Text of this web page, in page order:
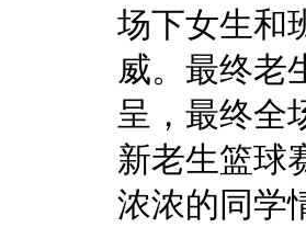
场下女生和
威。最终老
呈，最终全
新老生篮球
浓浓的同学